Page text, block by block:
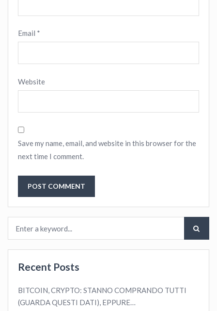
Email *
Website
Save my name, email, and website in this browser for the
next time I comment.
Recent Posts
BITCOIN, CRYPTO: STANNO COMPRANDO TUTTI
(GUARDA QUESTI DATI), EPPURE…